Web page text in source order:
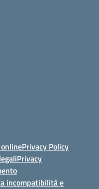
Privacy Policy
Privacy
incompatibilità e